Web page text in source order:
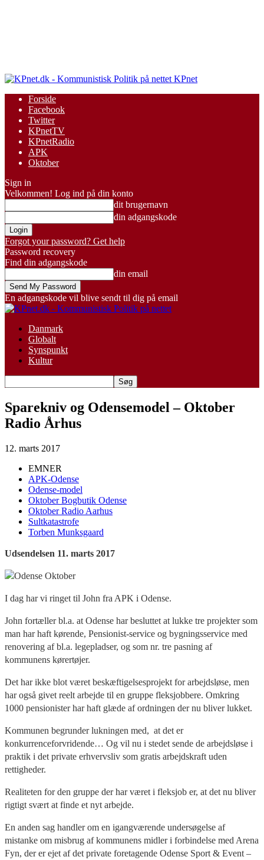
KPnet
Forside
Facebook
Twitter
KPnetTV
KPnetRadio
APK
Oktober
Sign in
Velkommen! Log ind på din konto
dit brugernavn
din adgangskode
Forgot your password? Get help
Password recovery
Find din adgangskode
din email
En adgangskode vil blive sendt til dig på email
Danmark
Globalt
Synspunkt
Kultur
Sparekniv og Odensemodel – Oktober
Radio Århus
12. marts 2017
EMNER
APK-Odense
Odense-model
Oktober Bogbutik Odense
Oktober Radio Aarhus
Sultkatastrofe
Torben Munksgaard
Udsendelsen 11. marts 2017
I dag har vi ringet til John fra APK i Odense.
John fortæller bl.a. at Odense har besluttet at lukke tre projekter som
man har haft kørende, Pensionist-service og bygningsservice med
renovering af bl.a. legepladser, og som nr. tre pasning af
kommunens kørertøjer.
Det har ikke blot været beskæftigelsesprojekt for arbejdsløse, men
har også givet reelt arbejde til en gruppe fleksjobbere. Omkring
1000 pensionister har haft glæde af ordningen der nu bliver lukket.
Kommunen begrunder lukningen med, at det er
konkurrenceforvridende… Og vil nu i stedet sende de arbejdsløse i
praktik i det private erhvervsliv som gratis arbejdskraft uden
rettigheder.
Realiteten for den gruppe der har været i fleksjob er, at det nu bliver
rigtigt svært at finde et nyt arbejde.
En anden sag handler om en igangværende undersøgelse af
mistanke om misbrug af kommunens midler i forbindelse med Arena
Fyn, der er ejet af det private foretagende Odense Sport & Event –